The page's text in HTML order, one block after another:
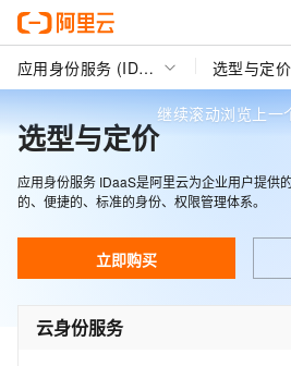
应用身份服务 (IDaaS) 选型与定价
选型与定价
应用身份服务 IDaaS是阿里云为企业用户提供
的、便捷的、标准的身份、权限管理体系。
立即购买
云身份服务